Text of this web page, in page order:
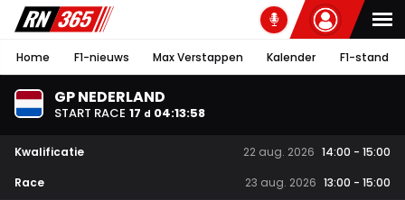
Home F1-nieuws Max Verstappen Kalender F1-stand
GP NEDERLAND
START RACE 17 d 04:13:57
Kwalificatie 22 aug. 2026 14:00 - 15:00
Race
23 aug. 2026 13:00 - 15:00